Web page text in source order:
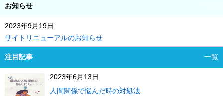
お知らせ
2023年9月19日
サイトリニューアルのお知らせ
注目記事 一覧
2023年6月13日
人間関係で悩んだ時の対処法